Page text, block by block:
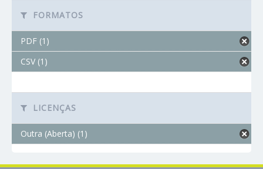
FORMATOS
PDF (1)
CSV (1)
LICENÇAS
Outra (Aberta) (1)